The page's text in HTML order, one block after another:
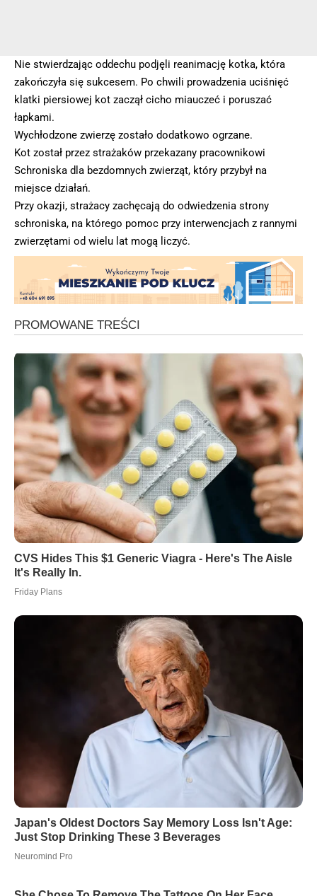
Nie stwierdzając oddechu podjęli reanimację kotka, która
zakończyła się sukcesem. Po chwili prowadzenia uciśnięć
klatki piersiowej kot zaczął cicho miauczeć i poruszać
łapkami.
Wychłodzone zwierzę zostało dodatkowo ogrzane.
Kot został przez strażaków przekazany pracownikowi
Schroniska dla bezdomnych zwierząt, który przybył na
miejsce działań.
Przy okazji, strażacy zachęcają do odwiedzenia strony
schroniska, na którego pomoc przy interwencjach z rannymi
zwierzętami od wielu lat mogą liczyć.